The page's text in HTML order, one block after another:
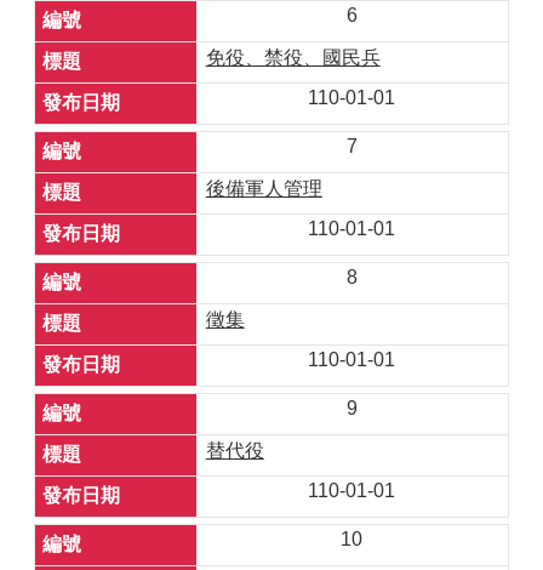
6
免役、禁役、國民兵
110-01-01
7
後備軍人管理
110-01-01
8
徵集
110-01-01
9
替代役
110-01-01
10